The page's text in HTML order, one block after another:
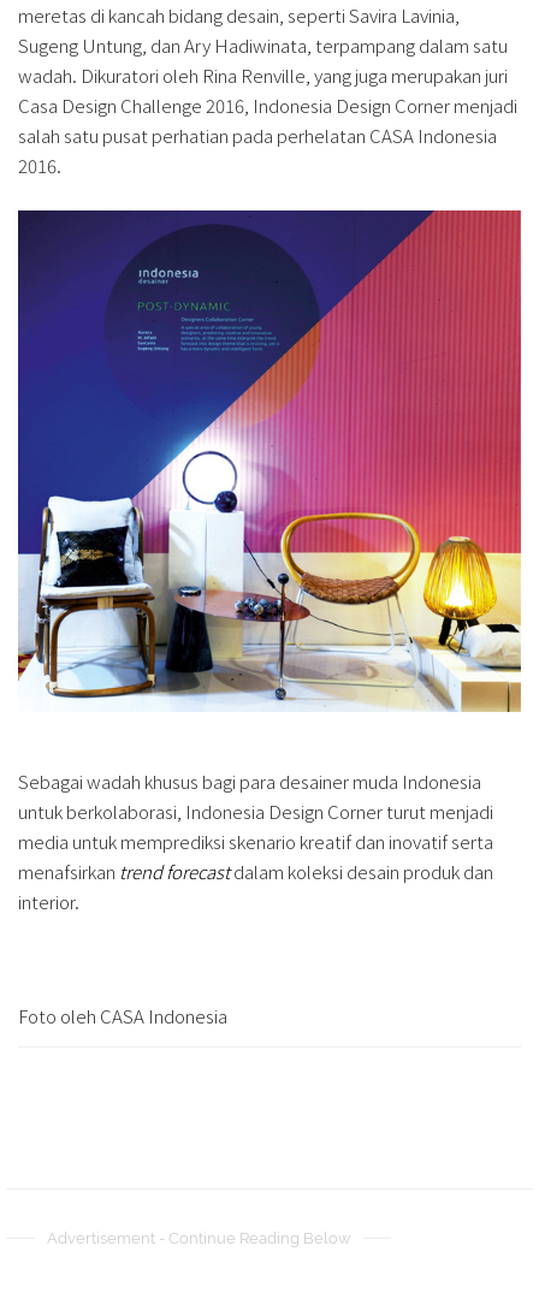
meretas di kancah bidang desain, seperti Savira Lavinia,
Sugeng Untung, dan Ary Hadiwinata, terpampangdalam satu
wadah. Dikuratori oleh Rina Renville, yang juga merupakan juri
Casa Design Challenge 2016, Indonesia Design Corner menjadi
salah satu pusat perhatian pada perhelatan CASA Indonesia
2016.
Sebagai wadah khusus bagi para desainer muda Indonesia
untuk berkolaborasi, Indonesia Design Corner turut menjadi
media untuk memprediksi skenario kreatif dan inovatif serta
menafsirkan trend forecastdalam koleksi desain produk dan
interior.
Foto oleh CASA Indonesia
Advertisement - Continue Reading Below